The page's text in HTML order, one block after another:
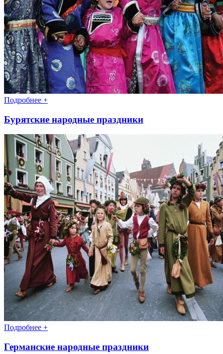
Подробнее +
Бурятские народные праздники
Подробнее +
Германские народные праздники